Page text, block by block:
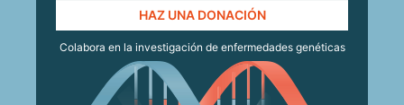
HAZ UNA DONACIÓN
Colabora en la investigación de enfermedades genéticas